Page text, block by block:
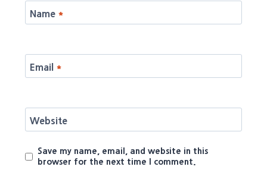
Name *
Email *
Website
Save my name, email, and website in this
browser for the next time I comment.